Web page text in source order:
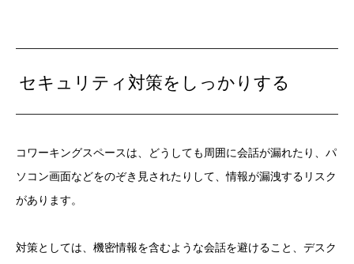
セキュリティ対策をしっかりする
コワーキングスペースは、どうしても周囲に会話が漏れたり、パ
ソコン画面などをのぞき見されたりして、情報が漏洩するリスク
があります。
対策としては、機密情報を含むような会話を避けること、デスク